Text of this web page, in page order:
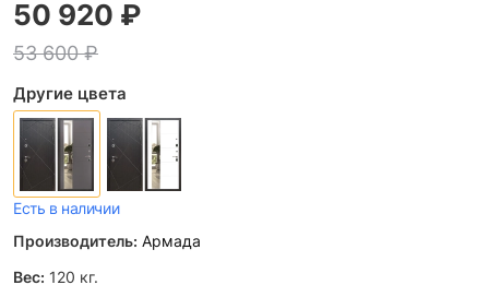
53 600 ₽
50 920 ₽
Другие цвета
Есть в наличии
Производитель: Армада
Вес: 120 кг.